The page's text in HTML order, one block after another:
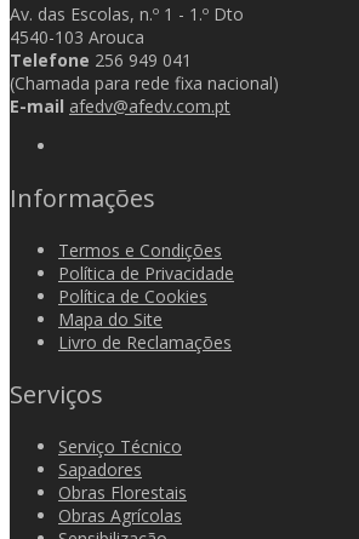
Av. das Escolas, n.º 1 - 1.º Dto
4540-103 Arouca
Telefone 256 949 041
(Chamada para rede fixa nacional)
E-mail afedv@afedv.com.pt
Informações
Termos e Condições
Política de Privacidade
Política de Cookies
Mapa do Site
Livro de Reclamações
Serviços
Serviço Técnico
Sapadores
Obras Florestais
Obras Agrícolas